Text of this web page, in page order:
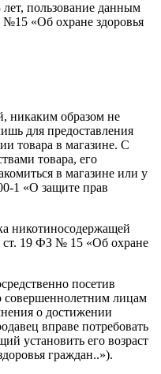
пользование данным
«Об охране здоровья
никаким образом не
для предоставления
товара в магазине. С
товара, его
в магазине или у
1 «О защите прав
никотиносодержащей
ст. 19 ФЗ № 15 «Об охране
посетив
совершеннолетним лицам
о достижении
вправе потребовать
установить его возраст
граждан..»).